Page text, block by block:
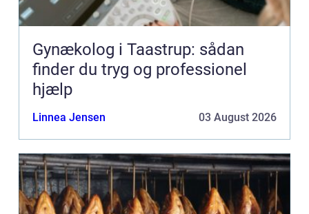
Gynækolog i Taastrup: sådan
finder du tryg og professionel
hjælp
Linnea Jensen 03 August 2026